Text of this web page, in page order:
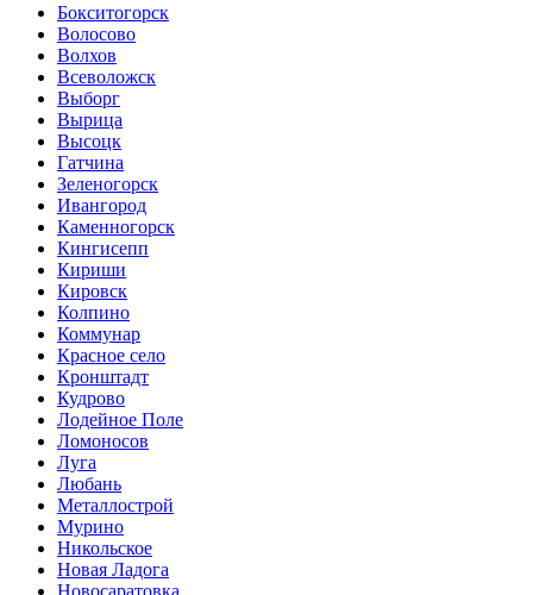
Бокситогорск
Волосово
Волхов
Всеволожск
Выборг
Вырица
Высоцк
Гатчина
Зеленогорск
Ивангород
Каменногорск
Кингисепп
Кириши
Кировск
Колпино
Коммунар
Красное село
Кронштадт
Кудрово
Лодейное Поле
Ломоносов
Луга
Любань
Металлострой
Мурино
Никольское
Новая Ладога
Новосаратовка